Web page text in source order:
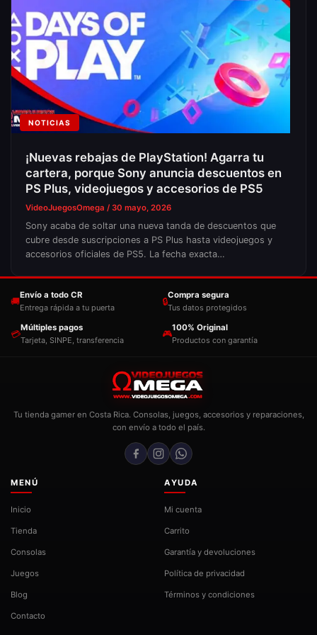
NOTICIAS
¡Nuevas rebajas de PlayStation! Agarra tu
cartera, porque Sony anuncia descuentos en
PS Plus, videojuegos y accesorios de PS5
VideoJuegosOmega / 30 mayo, 2026
Sony acaba de soltar una nueva tanda de descuentos que
cubre desde suscripciones a PS Plus hasta videojuegos y
accesorios oficiales de PS5. La fecha exacta…
🚚
Envío a todo CR
Entrega rápida a tu puerta
🔒
Compra segura
Tus datos protegidos
💳
Múltiples pagos
Tarjeta, SINPE, transferencia
🎮
100% Original
Productos con garantía
Tu tienda gamer en Costa Rica. Consolas, juegos, accesorios y reparaciones,
con envío a todo el país.
MENÚ
Inicio
Tienda
Consolas
Juegos
Blog
Contacto
AYUDA
Mi cuenta
Carrito
Garantía y devoluciones
Política de privacidad
Términos y condiciones